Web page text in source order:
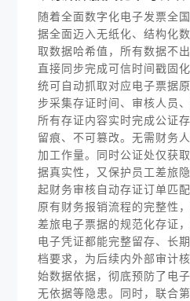
随着全面数字化电子发票全
据全面迈入无纸化、结构化
取数据哈希值，所有数据不
直接同步完成可信时间戳固
统可自动抓取对应电子票据
步采集存证时间、审核人员
所有存证内容实时完成公证
留痕、不可篡改。无需财务
加工作量。同时公证处仅获
据真实性，又保护员工差旅
起财务审核自动存证订单匹
原有财务报销流程的完整性
差旅电子票据的规范化存证
电子凭证都能完整留存、长
档要求，为后续内外部审计
始数据依据，彻底预防了电
无依据等隐患。同时，联合